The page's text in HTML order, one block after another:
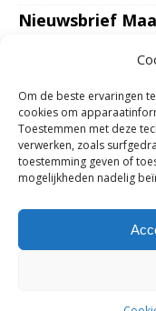
Om de beste ervaringen
cookies om
Toestemmen met deze
verwerken, zoals
toestemming geven of
mogelijkheden nadelig
Nieuwsbrief
Nieuwsbrief
met dementie in
7 February 2026 0
Ondersteun
adempauze in
voor De Opstap
0